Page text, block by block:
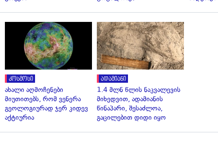
კოსმოსი
ახალი აღმოჩენები
მიუთითებს, რომ ვენერა
გეოლოგიურად ჯერ კიდევ
აქტიურია
ადამიანი
1.4 მლნ წლის ნაკვალევის
მიხედვით, ადამიანის
წინაპარი, შესაძლოა,
გაცილებით დიდი იყო